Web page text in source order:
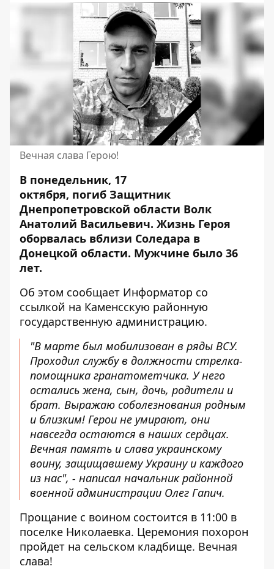
Вечная слава Герою!
В понедельник, 17
октября, погиб Защитник
Днепропетровской области Волк
Анатолий Васильевич. Жизнь Героя
оборвалась вблизи Соледара в
Донецкой области. Мужчине было 36
лет.
Об этом сообщает Информатор со
ссылкой на Каменсскую районную
государственную администрацию.
"В марте был мобилизован в ряды ВСУ.
Проходил службу в должности стрелка-
помощника гранатометчика. У него
остались жена, сын, дочь, родители и
брат. Выражаю соболезнования родным
и близким! Герои не умирают, они
навсегда остаются в наших сердцах.
Вечная память и слава украинскому
воину, защищавшему Украину и каждого
из нас", - написал начальник районной
военной администрации Олег Гапич.
Прощание с воином состоится в 11:00 в
поселке Николаевка. Церемония похорон
пройдет на сельском кладбище. Вечная
слава!